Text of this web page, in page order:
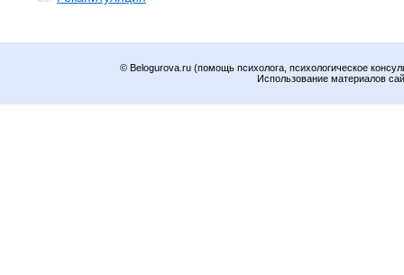
© Belogurova.ru (помощь психолога, психологическое
Использование материалов